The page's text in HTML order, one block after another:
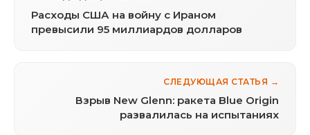
Расходы США на войну с Ираном
превысили 95 миллиардов долларов
СЛЕДУЮЩАЯ СТАТЬЯ →
Взрыв New Glenn: ракета Blue Origin
развалилась на испытаниях